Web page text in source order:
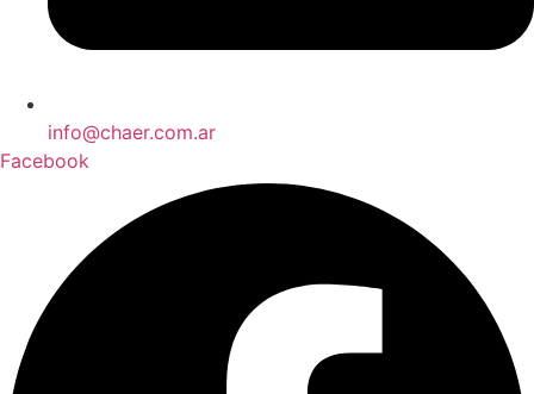
info@chaer.com.ar
Facebook